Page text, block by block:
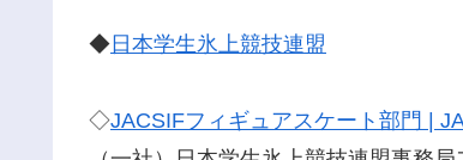
◆ 日本学生氷上競技連盟
◇JACSIFフィギュアスケート部門 |